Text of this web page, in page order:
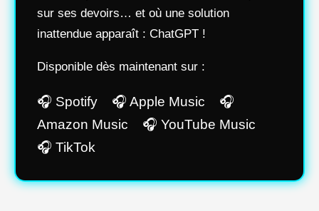
sur ses devoirs… et où une solution
inattendue apparaît : ChatGPT !
Disponible dès maintenant sur :
🎧 Spotify 🎧 Apple Music 🎧
Amazon Music 🎧 YouTube Music
🎧 TikTok